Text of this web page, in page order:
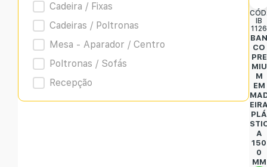
Product Archive
Cadeira / Fixas
Cadeiras / Poltronas
Mesa - Aparador / Centro
Poltronas / Sofás
Recepção
IB
1126
CO
PRE
MIU
M
EM
PLÁ
A
150
0
MM